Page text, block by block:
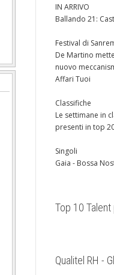
IN ARRIVO
Ballando 21:
Festival di
De Martino
nuovo
Affari Tuoi
Classifiche
Le settimane in
presenti in top
Singoli
Gaia - Bossa
Top 10
Qualitel RH -